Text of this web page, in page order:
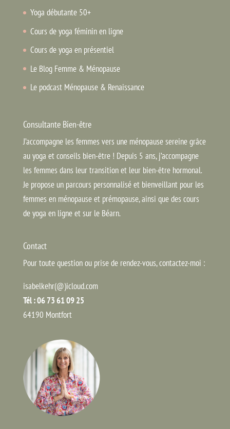
Yoga débutante 50+
Cours de yoga féminin en ligne
Cours de yoga en présentiel
Le Blog Femme & Ménopause
Le podcast Ménopause & Renaissance
Consultante Bien-être
J’accompagne les femmes vers une ménopause sereine grâce
au yoga et conseils bien-être ! Depuis 5 ans, j’accompagne
les femmes dans leur transition et leur bien-être hormonal.
Je propose un parcours personnalisé et bienveillant pour les
femmes en ménopause et prémopause, ainsi que des cours
de yoga en ligne et sur le Béarn.
Contact
Pour toute question ou prise de rendez-vous, contactez-moi :
isabelkehr(@)icloud.com
Tél : 06 73 61 09 25
64190 Montfort